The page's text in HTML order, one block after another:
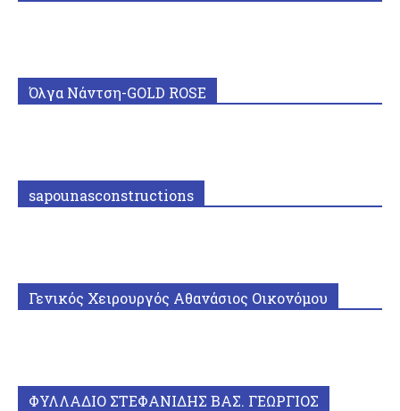
Όλγα Νάντση-GOLD ROSE
sapounasconstructions
Γενικός Χειρουργός Αθανάσιος Οικονόμου
ΦΥΛΛΑΔΙΟ ΣΤΕΦΑΝΙΔΗΣ ΒΑΣ. ΓΕΩΡΓΙΟΣ